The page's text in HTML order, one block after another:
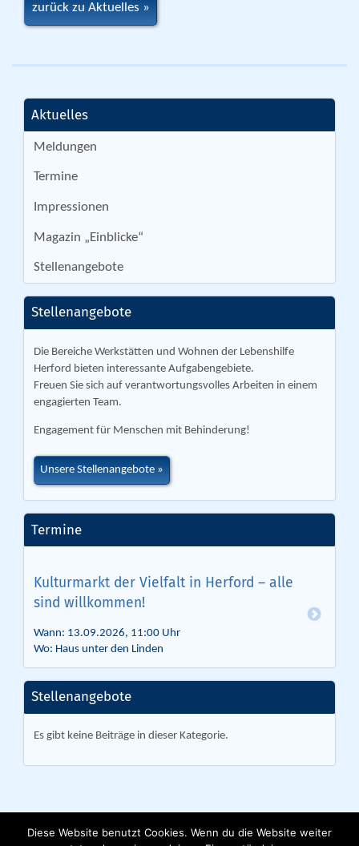
zurück zu Aktuelles
Aktuelles
Meldungen
Termine
Impressionen
Magazin „Einblicke“
Stellenangebote
Stellenangebote
Die Bereiche Werkstätten und Wohnen der Lebenshilfe
Herford bieten interessante Aufgabengebiete.
Freuen Sie sich auf verantwortungsvolles Arbeiten in einem
engagierten Team.
Engagement für Menschen mit Behinderung!
Unsere Stellenangebote
Termine
Kulturmarkt der Vielfalt in Herford – alle
sind willkommen!
Wann: 13.09.2026, 11:00 Uhr
Wo: Haus unter den Linden
Stellenangebote
Es gibt keine Beiträge in dieser Kategorie.
Diese Website benutzt Cookies. Wenn du die Website weiter